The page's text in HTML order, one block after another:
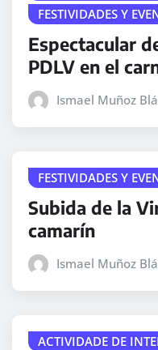
FESTIVIDADES Y
Espectacular
PDLV en el
Ismael Muñoz
FESTIVIDADES Y
Subida de la
camarín
Ismael Muñoz
ACTIVIDADE DE